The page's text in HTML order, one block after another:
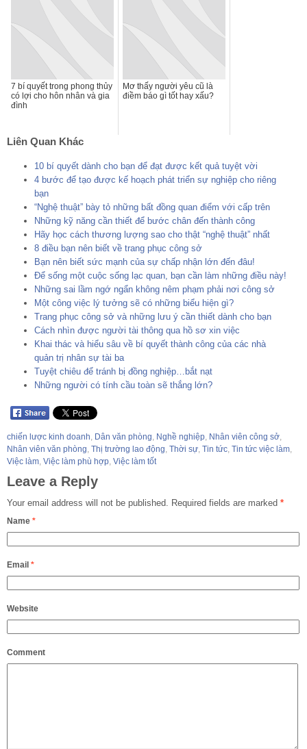
7 bí quyết trong phong thủy
có lợi cho hôn nhân và gia
đình
Mơ thấy người yêu cũ là
điềm báo gì tốt hay xấu?
Liên Quan Khác
10 bí quyết dành cho bạn để đạt được kết quả tuyệt vời
4 bước để tạo được kế hoạch phát triển sự nghiệp cho riêng
bạn
“Nghệ thuật” bày tỏ những bất đồng quan điểm với cấp trên
Những kỹ năng cần thiết để bước chân đến thành công
Hãy học cách thương lượng sao cho thật “nghệ thuật” nhất
8 điều bạn nên biết về trang phục công sở
Bạn nên biết sức mạnh của sự chấp nhận lớn đến đâu!
Để sống một cuộc sống lạc quan, bạn cần làm những điều này!
Những sai lầm ngớ ngẩn không nêm phạm phải nơi công sở
Một công việc lý tưởng sẽ có những biểu hiện gì?
Trang phục công sở và những lưu ý cần thiết dành cho bạn
Cách nhìn được người tài thông qua hồ sơ xin việc
Khai thác và hiểu sâu về bí quyết thành công của các nhà
quản trị nhân sự tài ba
Tuyệt chiêu để tránh bị đồng nghiệp…bắt nạt
Những người có tính cầu toàn sẽ thắng lớn?
chiến lược kinh doanh, Dân văn phòng, Nghề nghiệp, Nhân viên công sở,
Nhân viên văn phòng, Thị trường lao động, Thời sự, Tin tức, Tin tức việc làm,
Việc làm, Việc làm phù hợp, Việc làm tốt
Leave a Reply
Your email address will not be published. Required fields are marked *
Name *
Email *
Website
Comment